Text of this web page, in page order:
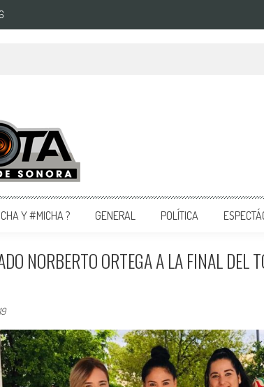
De Sonora
Y #MICHA ? GENERAL POLÍTICA
NORBERTO ORTEGA A LA FINAL DEL